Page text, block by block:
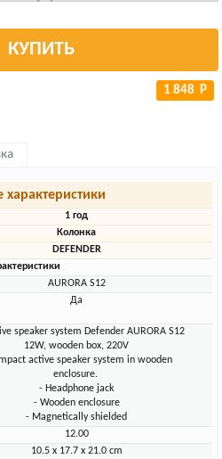
КУПИТЬ
1 848 Р
1 год
Колонка
DEFENDER
AURORA S12
Да
speaker system Defender AURORA S12
12W, wooden box, 220V
active speaker system in wooden
enclosure.
- Headphone jack
- Wooden enclosure
- Magnetically shielded
12.00
10.5 x 17.7 x 21.0 cm